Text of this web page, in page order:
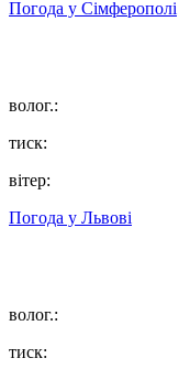
Погода у Сімферополі
волог.:
тиск:
вітер:
Погода у Львові
волог.:
тиск: